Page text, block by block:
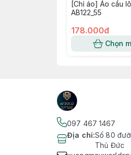
[Chỉ áo] Áo cầu
AB122_55
178.000đ
Chọn
097 467 1467
Địa chỉ:Số 80
Thủ Đức